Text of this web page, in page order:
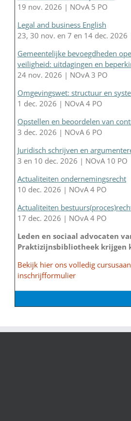
19 nov. 2026 | NOvA 5 PO
Legal and business English
23, 30 nov. en 7 en 14 dec. 2026
Gemeentelijke bevoegdheden
veiligheid: uitdagingen en
24 nov. 2026 | NOvA 3 PO
Omgevingswet: structuur en
1 dec. 2026 | NOvA 4 PO
Opstellen en beoordelen van
3 dec. 2026 | NOvA 6 PO
Juridisch schrijven en
3 en 10 dec. 2026 | NOvA 10 PO
Actualiteiten ondernemingsrecht
10 dec. 2026 | NOvA 4 PO
Actualiteiten
17 dec. 2026 | NOvA 4 PO
Leden en sociaal advocaten
Praktizijnsbibliotheek krijgen
Bekijk hier ons volledig
inschrijfformulier